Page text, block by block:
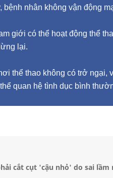
bệnh nhân không vận động
giới có thể hoạt động thể
lại.
thể thao không có trở ngại,
quan hệ tình dục bình
cắt cụt 'cậu nhỏ' do sai lầm